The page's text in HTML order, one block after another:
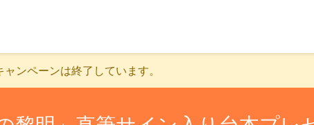
ャンペーンは終了しています。